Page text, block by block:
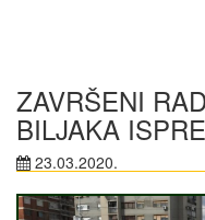
ZAVRŠENI
BILJAKA
23.03.2020.